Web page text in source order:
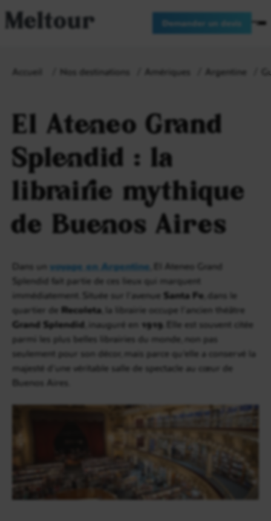
Meltour Demander un devis
Accueil Nos destinations Amériques Argentine
El Ateneo Grand
Splendid : la
librairie mythique
de Buenos Aires
Dans un voyage en Argentine , El Ateneo Grand
Splendid fait partie de ces lieux qui marquent
immédiatement. Située sur l’avenue Santa Fe , dans le
quartier de Recoleta , la librairie occupe l’ancien théâtre
Grand Splendid , inauguré en 1919 . Elle est souvent citée
parmi les plus belles librairies du monde, non pas
seulement pour son décor, mais parce qu’elle a conservé la
majesté d’une véritable salle de spectacle au cœur de
Buenos Aires.